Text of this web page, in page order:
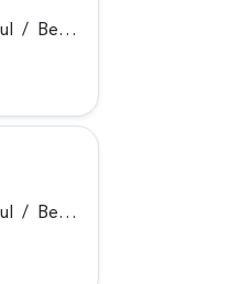
/ Beykoz
/ Beykoz